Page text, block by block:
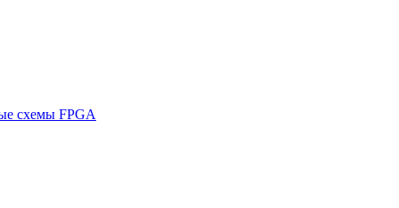
схемы FPGA